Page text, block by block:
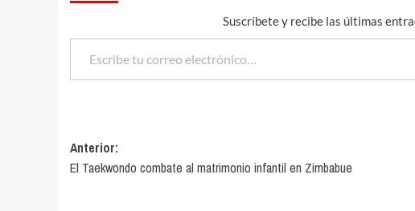
Suscríbete y recibe las últimas
Escribe tu correo electrónico…
Navegación
de
Anterior:
El Taekwondo combate al matrimonio infantil en Zimbabue